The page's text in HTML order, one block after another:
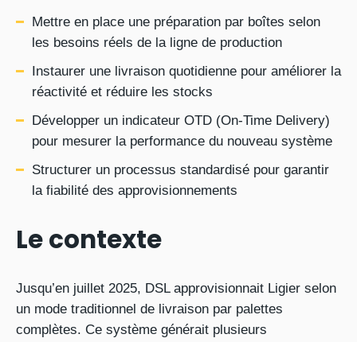
Mettre en place une préparation par boîtes selon
les besoins réels de la ligne de production
Instaurer une livraison quotidienne pour améliorer la
réactivité et réduire les stocks
Développer un indicateur OTD (On-Time Delivery)
pour mesurer la performance du nouveau système
Structurer un processus standardisé pour garantir
la fiabilité des approvisionnements
Le contexte
Jusqu’en juillet 2025, DSL approvisionnait Ligier selon
un mode traditionnel de livraison par palettes
complètes. Ce système générait plusieurs